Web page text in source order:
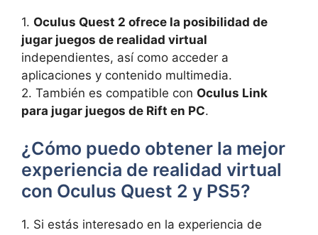
1. Oculus Quest 2 ‍ofrece la posibilidad de
jugar juegos de ‍realidad virtual
independientes, así como‌ acceder ‍a
aplicaciones ⁣y ‍contenido ⁢multimedia.
2. También es compatible con Oculus Link ​
para jugar juegos‍ de Rift en PC.
¿Cómo puedo obtener la⁣ mejor
experiencia⁤ de realidad virtual
con Oculus Quest‍ 2 y PS5?
1. ⁣Si estás ⁣interesado en la⁢ experiencia de